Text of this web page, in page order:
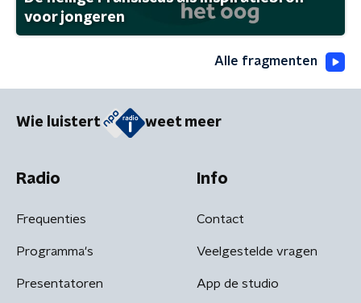
voor jongeren
Alle fragmenten
Wie luistert weet meer
Radio
Frequenties
Programma's
Presentatoren
Info
Contact
Veelgestelde vragen
App de studio